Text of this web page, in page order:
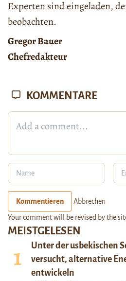
Experten sind eingeladen,
beobachten.
Gregor Bauer
Chefredakteur
MEISTGELESEN
Unter der usbekischen
versucht, alternative
entwickeln
KOMMENTARE
Kommentieren Abbrechen
Your comment will be revised by the